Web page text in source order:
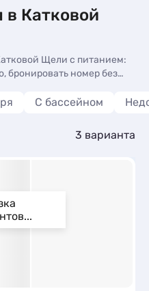
в Катковой
Щели с питанием:
бронировать номер без
руб, номера с общей
С бассейном
3 варианта